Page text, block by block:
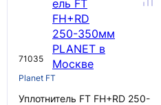
71035
Planet FT
Уплотнитель FT FH+RD 250-